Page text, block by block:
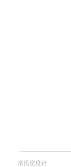
洛氏硬度计